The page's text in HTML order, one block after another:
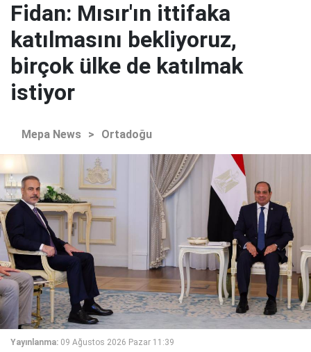
Fidan: Mısır'ın ittifaka
katılmasını bekliyoruz,
birçok ülke de katılmak
istiyor
Mepa News > Ortadoğu
Yayınlanma: 09 Ağustos 2026 Pazar 11:39